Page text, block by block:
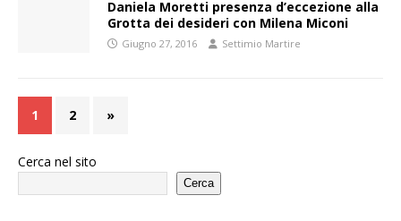
Daniela Moretti presenza d’eccezione alla
Grotta dei desideri con Milena Miconi
Giugno 27, 2016 Settimio Martire
1 2 »
Cerca nel sito
Cerca